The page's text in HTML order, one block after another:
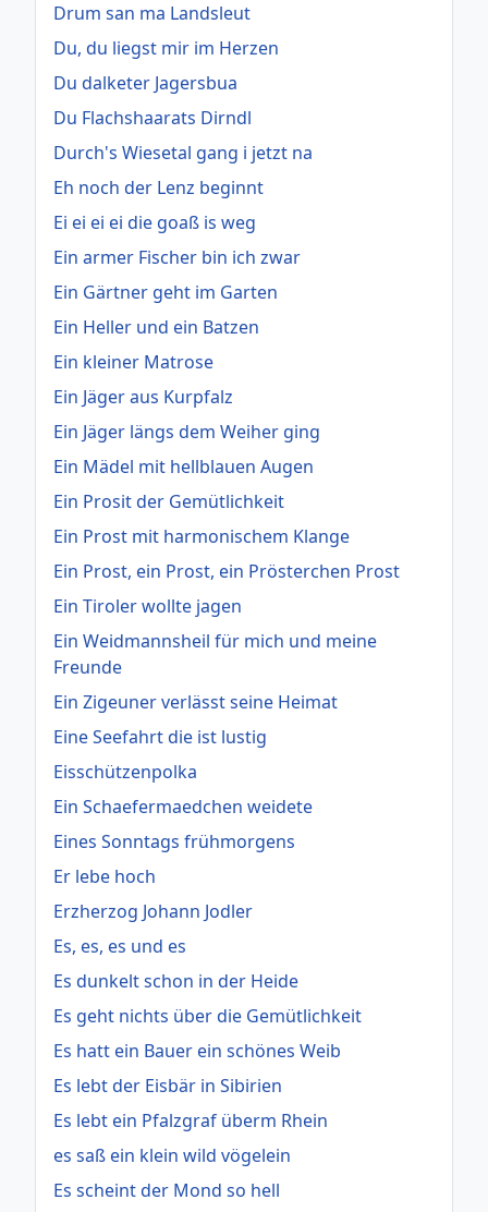
Drum san ma Landsleut
Du, du liegst mir im Herzen
Du dalketer Jagersbua
Du Flachshaarats Dirndl
Durch's Wiesetal gang i jetzt na
Eh noch der Lenz beginnt
Ei ei ei ei die goaß is weg
Ein armer Fischer bin ich zwar
Ein Gärtner geht im Garten
Ein Heller und ein Batzen
Ein kleiner Matrose
Ein Jäger aus Kurpfalz
Ein Jäger längs dem Weiher ging
Ein Mädel mit hellblauen Augen
Ein Prosit der Gemütlichkeit
Ein Prost mit harmonischem Klange
Ein Prost, ein Prost, ein Prösterchen Prost
Ein Tiroler wollte jagen
Ein Weidmannsheil für mich und meine
Freunde
Ein Zigeuner verlässt seine Heimat
Eine Seefahrt die ist lustig
Eisschützenpolka
Ein Schaefermaedchen weidete
Eines Sonntags frühmorgens
Er lebe hoch
Erzherzog Johann Jodler
Es, es, es und es
Es dunkelt schon in der Heide
Es geht nichts über die Gemütlichkeit
Es hatt ein Bauer ein schönes Weib
Es lebt der Eisbär in Sibirien
Es lebt ein Pfalzgraf überm Rhein
es saß ein klein wild vögelein
Es scheint der Mond so hell